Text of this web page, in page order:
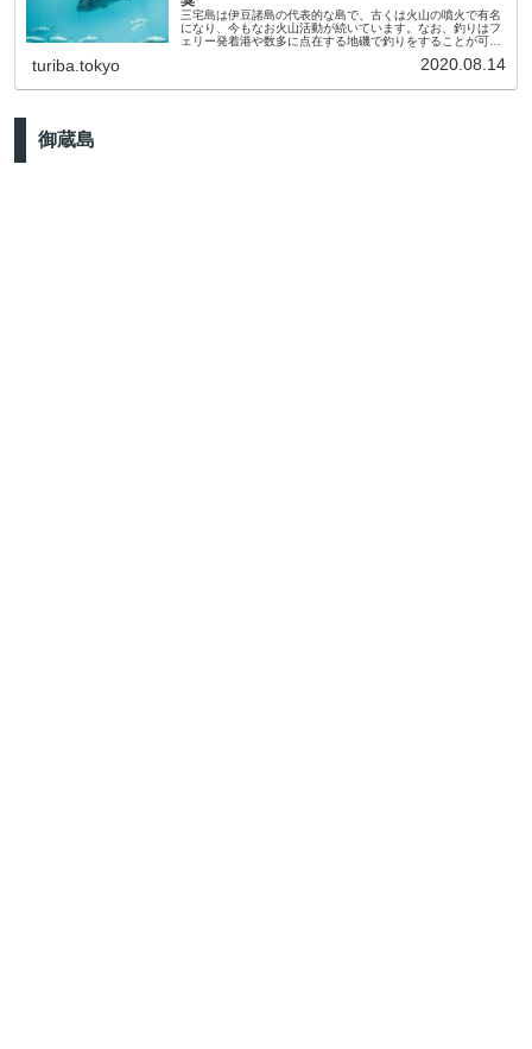
三宅島は伊豆諸島の代表的な島で、古くは火山の噴火で有名
になり、今もなお火山活動が続いています。なお、釣りはフ
ェリー発着港や数多に点在する地磯で釣りをすることが可
turiba.tokyo 2020.08.14
御蔵島